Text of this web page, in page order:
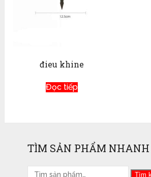
đieu khine
Đọc tiếp
TÌM SẢN PHẨM NHANH
Tìm